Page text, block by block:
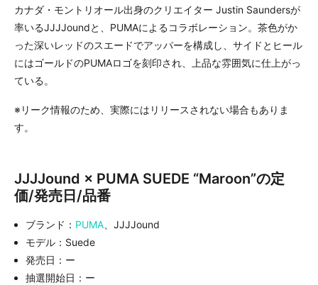
カナダ・モントリオール出身のクリエイター Justin Saundersが
率いるJJJJoundと、PUMAによるコラボレーション。茶色がか
った深いレッドのスエードでアッパーを構成し、サイドとヒール
にはゴールドのPUMAロゴを刻印され、上品な雰囲気に仕上がっ
ている。
※リーク情報のため、実際にはリリースされない場合もありま
す。
JJJJound × PUMA SUEDE “Maroon”の定
価/発売日/品番
ブランド： PUMA 、JJJJound
モデル：Suede
発売日：ー
抽選開始日：ー